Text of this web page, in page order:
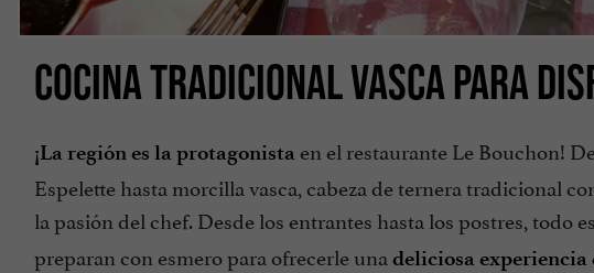
COCINA TRADICIONAL VASCA PARA
¡La región es la protagonista en el restaurante Le Bouchon!
Espelette hasta morcilla vasca, cabeza de ternera tradicional
la pasión del chef. Desde los entrantes hasta los postres, todo es
preparan con esmero para ofrecerle una deliciosa experiencia